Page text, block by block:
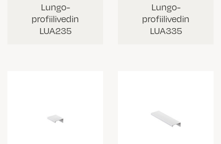
Lungo-
profiilivedin
LUA235
Lungo-
profiilivedin
LUA335